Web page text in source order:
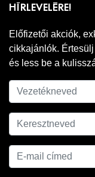
HÍRLEVELÉRE!
Előfizetői akciók,
cikkajánlók.
és less be a